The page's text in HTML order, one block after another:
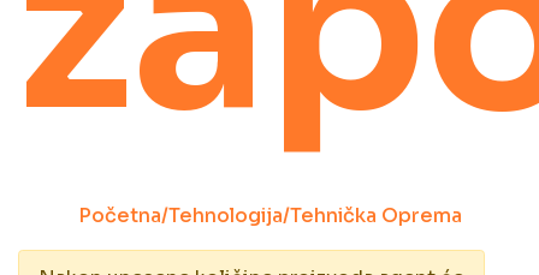
Početna/Tehnologija/Tehnička Oprema